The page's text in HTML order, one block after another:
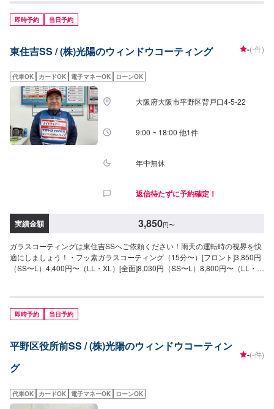
8,030円（SS・S・Mサイズ）・8,800円（L・LLサイズ）・9,580円（XLサイ
ズ）●油膜取り（15分〜）雨天時に視界をさまたあげつぎらつく油膜をスッ
キリ取り去ります。価格は来店時にお問い合わせください（油膜の量によっ
即時予約 当日予約
東住吉SS / (株)光陽のウィンドウコーティング -(-件)
代車OK カードOK 電子マネーOK ローンOK
大阪府大阪市平野区背戸口4-5-22
9:00 ~ 18:00 他1件
年中無休
返信待たずに予約確定！
実績金額 3,850円〜
ガラスコーティングは東住吉SSへご依頼ください！雨天の運転時の視界を快
適にしましょう！・フッ素ガラスコーティング（15分〜）[フロント]3,850円
（SS〜L）4,400円〜（LL・XL）[全面]8,030円（SS〜L）8,800円〜（LL・
て価格が変動します
即時予約 当日予約
平野区役所前SS / (株)光陽のウィンドウコーティン
グ
-(-件)
代車OK カードOK 電子マネーOK ローンOK